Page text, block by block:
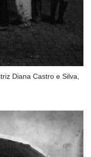
Diana Castro e Silva,